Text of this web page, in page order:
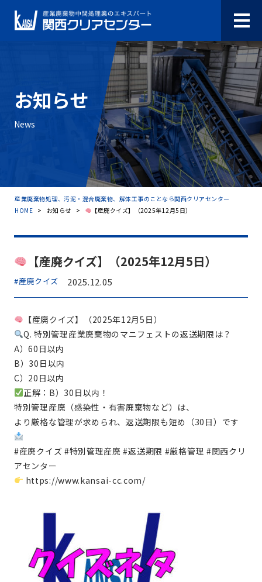
お知らせ
News
産業廃棄物処理、汚泥・混合廃棄物、解体工事のことなら関西クリアセンター
HOME > お知らせ > 【産廃クイズ】（2025年12月5日）
【産廃クイズ】（2025年12月5日）
#産廃クイズ 2025.12.05
【産廃クイズ】（2025年12月5日）
Q. 特別管理産業廃棄物のマニフェストの返送期限は？
A）60日以内
B）30日以内
C）20日以内
正解：B）30日以内！
特別管理産廃（感染性・有害廃棄物など）は、
より厳格な管理が求められ、返送期限も短め（30日）です
#産廃クイズ #特別管理産廃 #返送期限 #厳格管理 #関西クリ
アセンター
https://www.kansai-cc.com/